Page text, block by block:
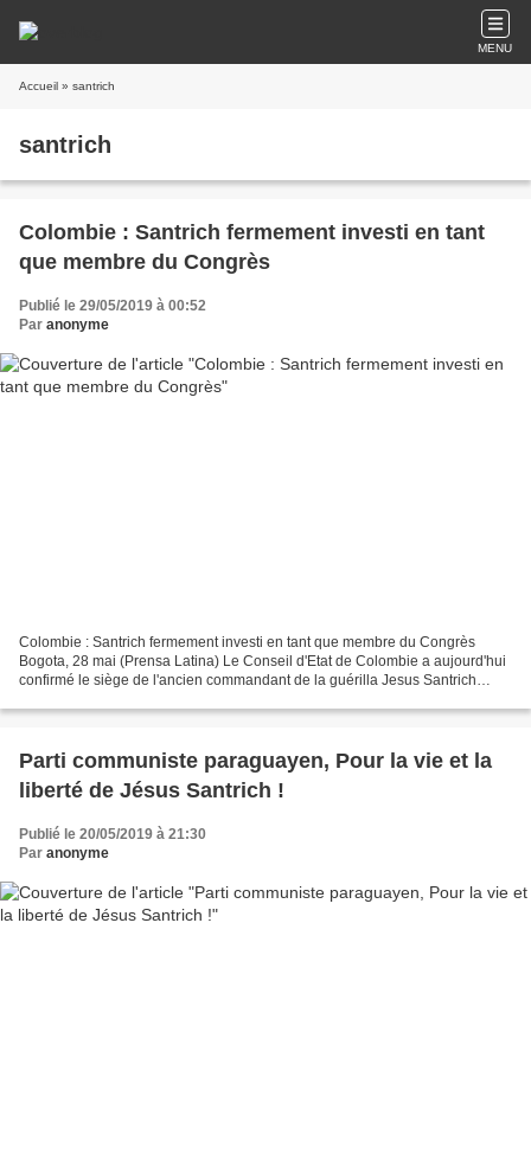
MENU
Accueil » santrich
santrich
Colombie : Santrich fermement investi en tant
que membre du Congrès
Publié le 29/05/2019 à 00:52
Par anonyme
Colombie : Santrich fermement investi en tant que membre du Congrès
Bogota, 28 mai (Prensa Latina) Le Conseil d'Etat de Colombie a aujourd'hui
confirmé le siège de l'ancien commandant de la guérilla Jesus Santrich
Parti communiste paraguayen, Pour la vie et la
liberté de Jésus Santrich !
Publié le 20/05/2019 à 21:30
Par anonyme